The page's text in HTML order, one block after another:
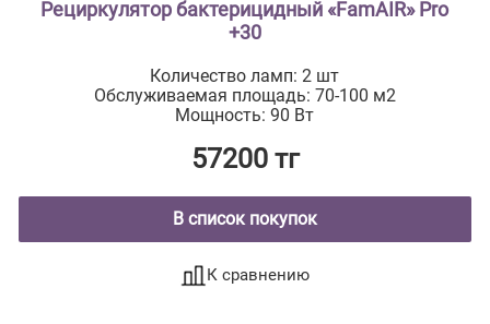
Рециркулятор бактерицидный «FamAIR» Pro
+30
Количество ламп: 2 шт
Обслуживаемая площадь: 70-100 м2
Мощность: 90 Вт
57200 тг
В список покупок
К сравнению